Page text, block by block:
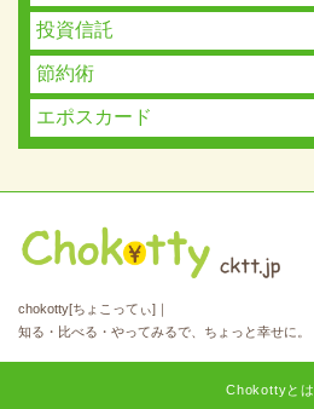
投資信託
節約術
エポスカード
chokotty[ちょこってぃ]｜
知る・比べる・やってみるで、ちょっと幸せに。
Chokottyとは